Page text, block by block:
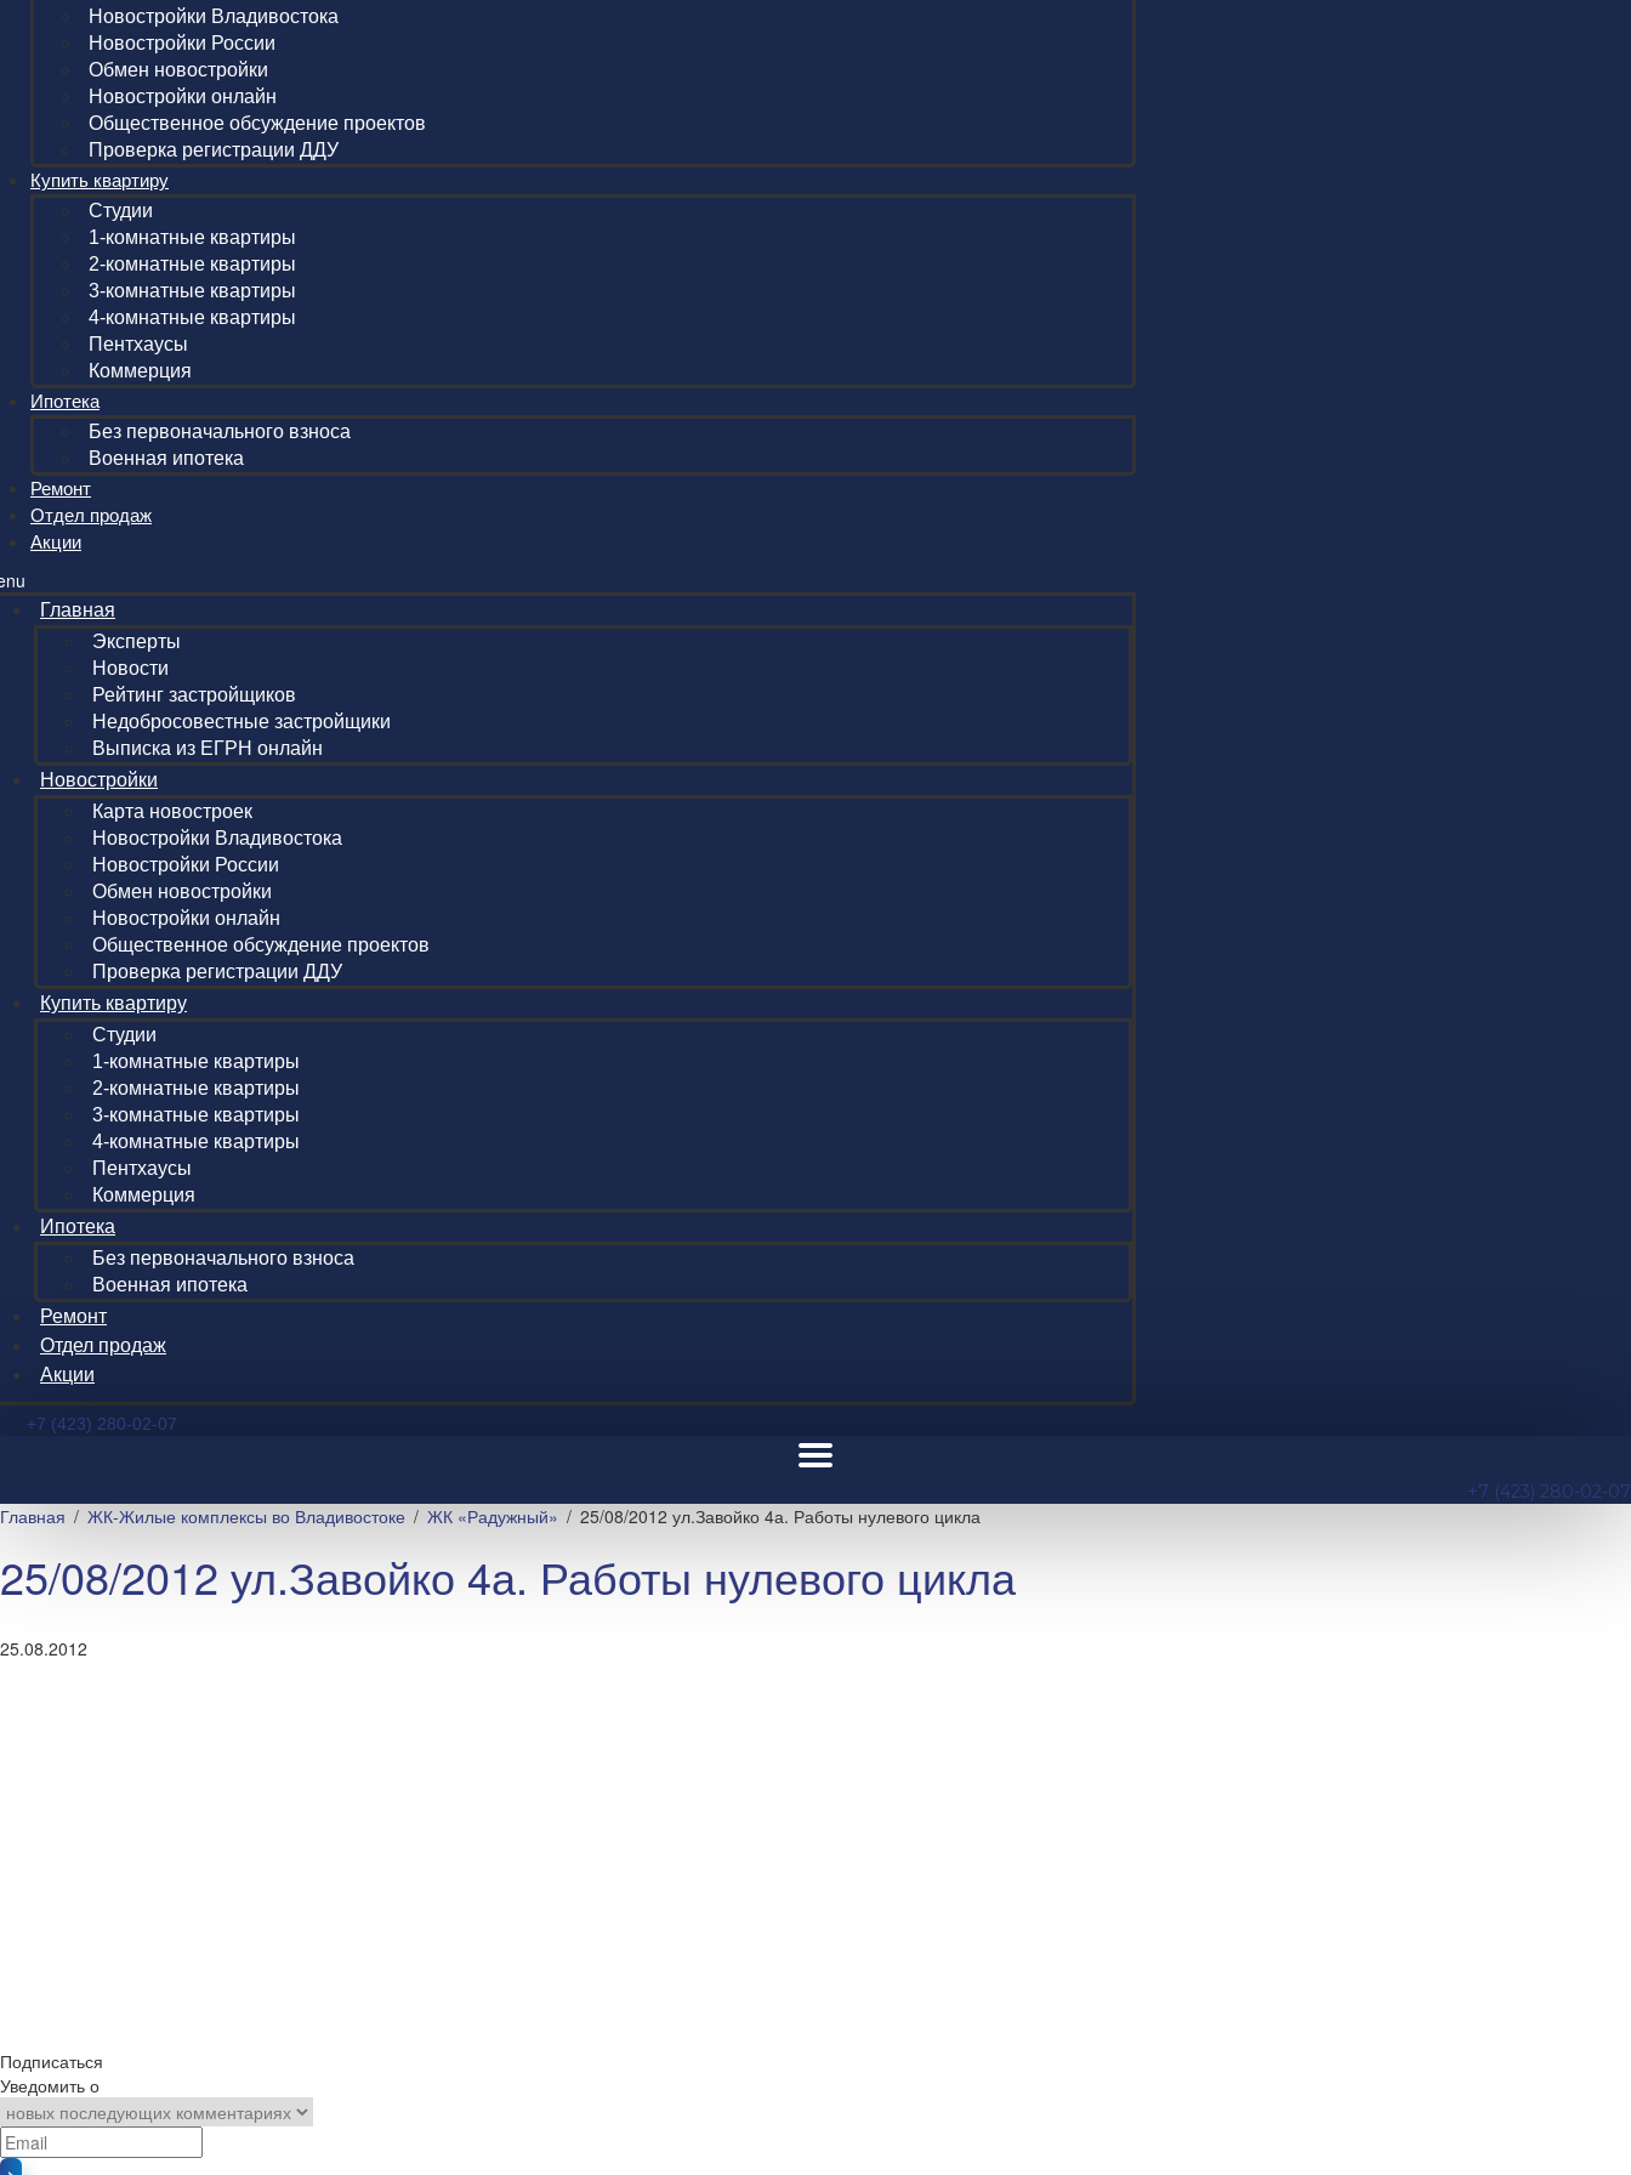
Новостройки Владивостока
Новостройки России
Обмен новостройки
Новостройки онлайн
Общественное обсуждение проектов
Проверка регистрации ДДУ
Купить квартиру
Студии
1-комнатные квартиры
2-комнатные квартиры
3-комнатные квартиры
4-комнатные квартиры
Пентхаусы
Коммерция
Ипотека
Без первоначального взноса
Военная ипотека
Ремонт
Отдел продаж
Акции
Главная
Эксперты
Новости
Рейтинг застройщиков
Недобросовестные застройщики
Выписка из ЕГРН онлайн
Новостройки
Карта новостроек
Новостройки Владивостока
Новостройки России
Обмен новостройки
Новостройки онлайн
Общественное обсуждение проектов
Проверка регистрации ДДУ
Купить квартиру
Студии
1-комнатные квартиры
2-комнатные квартиры
3-комнатные квартиры
4-комнатные квартиры
Пентхаусы
Коммерция
Ипотека
Без первоначального взноса
Военная ипотека
Ремонт
Отдел продаж
Акции
+7 (423) 280-02-07
+7 (423) 280-02-07
Главная ЖК-Жилые комплексы во Владивостоке ЖК «Радужный» 25/08/2012 ул.Завойко 4а. Работы нулевого цикла
25/08/2012 ул.Завойко 4а. Работы нулевого цикла
25.08.2012
Подписаться
Уведомить о